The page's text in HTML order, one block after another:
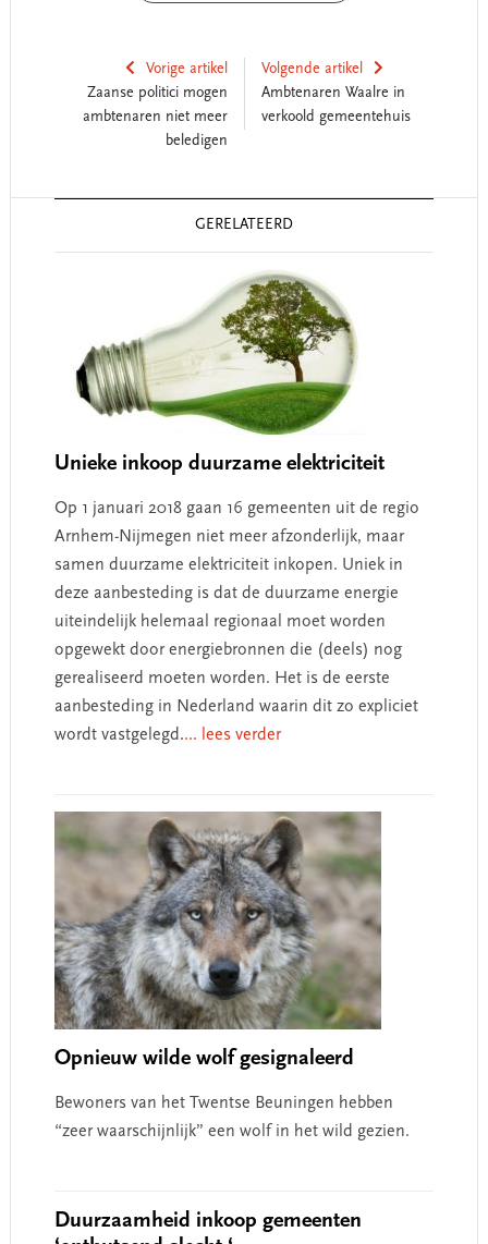
Vorige artikel
Zaanse politici mogen
ambtenaren niet meer
beledigen
Volgende artikel
Ambtenaren Waalre in
verkoold gemeentehuis
GERELATEERD
Unieke inkoop duurzame elektriciteit
Op 1 januari 2018 gaan 16 gemeenten uit de regio
Arnhem-Nijmegen niet meer afzonderlijk, maar
samen duurzame elektriciteit inkopen. Uniek in
deze aanbesteding is dat de duurzame energie
uiteindelijk helemaal regionaal moet worden
opgewekt door energiebronnen die (deels) nog
gerealiseerd moeten worden. Het is de eerste
aanbesteding in Nederland waarin dit zo expliciet
wordt vastgelegd.... lees verder
Opnieuw wilde wolf gesignaleerd
Bewoners van het Twentse Beuningen hebben
“zeer waarschijnlijk” een wolf in het wild gezien.
Duurzaamheid inkoop gemeenten